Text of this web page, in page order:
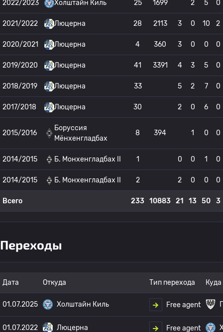
2022/2023 Холштайн Киль 25 1699 2 5 0
2021/2022 Люцерна 28 2113 3 0 10 2
2020/2021 Люцерна 4 360 3 0 0 0
2019/2020 Люцерна 41 3391 4 3 5 0
2018/2019 Люцерна 33 5 2 7 0
2017/2018 Люцерна 30 2 0 6 0
2015/2016
Боруссия
Мёнхенгладбах
8 394 1 0 0
2014/2015 Б. Монхенгладбах II 1 0 0 1 0
2014/2015 Б. Монхенгладбах II 2 2 0 0 0
Всего 233 10883 21 13 50 3
Переходы
Дата Откуда Тип перехода Куда
01.07.2025 Холштайн Киль Free agent
01.07.2022 Люцерна Free agent